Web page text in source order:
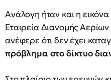
Ανάλογη ήταν και η
Εταιρεία Διανομής Αερίων
ανέφερε ότι δεν έχει
πρόβλημα στο δίκτυο